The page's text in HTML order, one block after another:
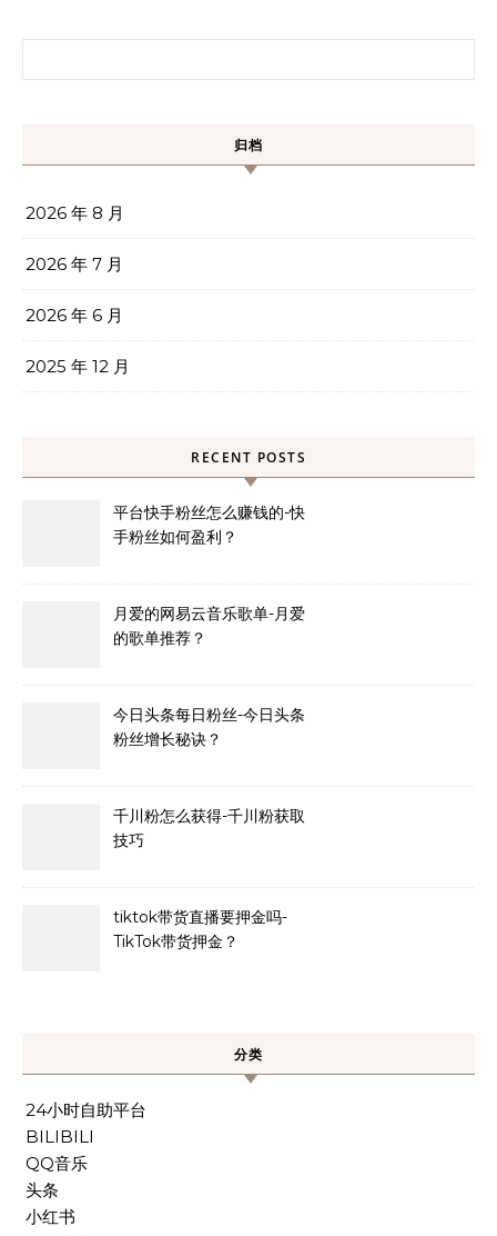
归档
2026 年 8 月
2026 年 7 月
2026 年 6 月
2025 年 12 月
RECENT POSTS
平台快手粉丝怎么赚钱的-快
手粉丝如何盈利？
月爱的网易云音乐歌单-月爱
的歌单推荐？
今日头条每日粉丝-今日头条
粉丝增长秘诀？
千川粉怎么获得-千川粉获取
技巧
tiktok带货直播要押金吗-
TikTok带货押金？
分类
24小时自助平台
BILIBILI
QQ音乐
头条
小红书